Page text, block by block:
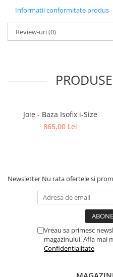
Informatii conformitate produs
Review-uri(0)
Joie - Baza Isofix i-Size
865,00 Lei
Newsletter Nu rata ofertele si
Vreau sa primesc
magazinului. Afla mai
Confidentialitate